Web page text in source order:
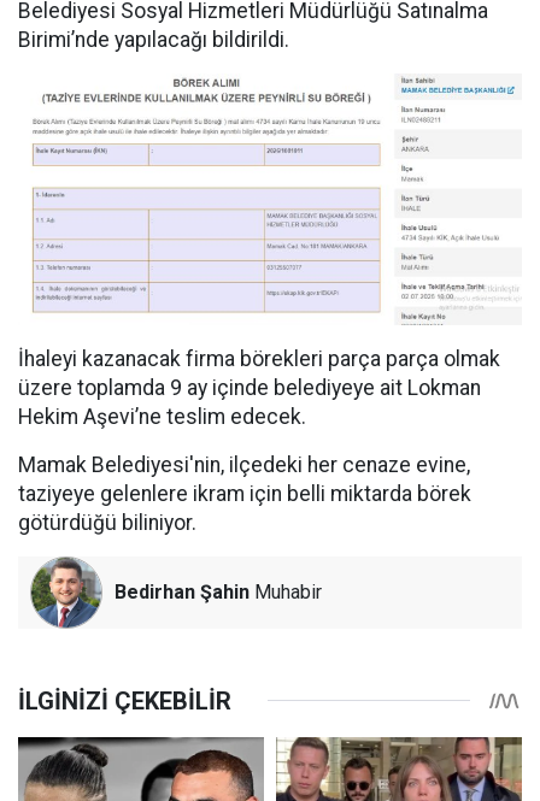
Belediyesi Sosyal Hizmetleri Müdürlüğü Satınalma
Birimi’nde yapılacağı bildirildi.
İhaleyi kazanacak firma börekleri parça parça olmak
üzere toplamda 9 ay içinde belediyeye ait Lokman
Hekim Aşevi’ne teslim edecek.
Mamak Belediyesi'nin, ilçedeki her cenaze evine,
taziyeye gelenlere ikram için belli miktarda börek
götürdüğü biliniyor.
Bedirhan Şahin Muhabir